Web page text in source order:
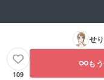
せ
109
も